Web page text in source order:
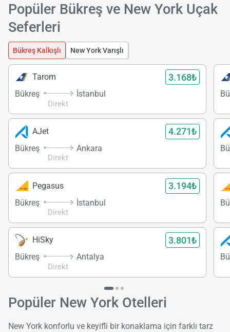
Popüler Bükreş ve New York Uçak
Seferleri
Bükreş Kalkışlı New York Varışlı
Tarom 3.168₺
Bükreş
Direkt
İstanbul
AJet 4.271₺
Bükreş
Direkt
Ankara
Pegasus 3.194₺
Bükreş
Direkt
İstanbul
HiSky 3.801₺
Bükreş
Direkt
Antalya
Popüler New York Otelleri
New York konforlu ve keyifli bir konaklama için farklı tarz